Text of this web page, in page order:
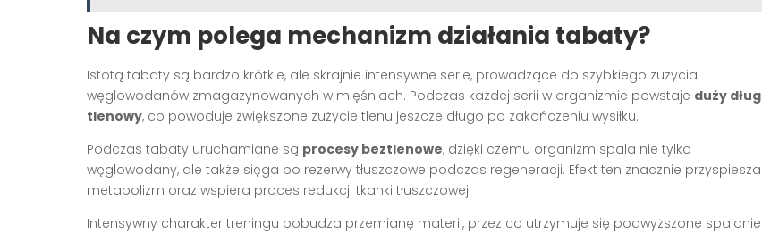
Na czym polega mechanizm działania tabaty?
Istotą tabaty są bardzo krótkie, ale skrajnie intensywne serie, prowadzące do szybkiego zużycia
węglowodanów zmagazynowanych w mięśniach. Podczas każdej serii w organizmie powstaje duży dług
tlenowy, co powoduje zwiększone zużycie tlenu jeszcze długo po zakończeniu wysiłku.
Podczas tabaty uruchamiane są procesy beztlenowe, dzięki czemu organizm spala nie tylko
węglowodany, ale także sięga po rezerwy tłuszczowe podczas regeneracji. Efekt ten znacznie przyspiesza
metabolizm oraz wspiera proces redukcji tkanki tłuszczowej.
Intensywny charakter treningu pobudza przemianę materii, przez co utrzymuje się podwyższone spalanie